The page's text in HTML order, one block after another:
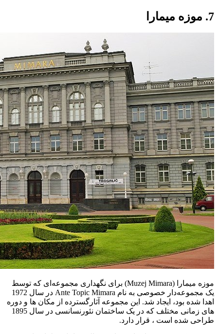
7. موزه میمارا
موزه میمارا (Muzej Mimara) برای نگهداری مجموعه‌ای که توسط
یک مجموعه‌دار خصوصی به نام Ante Topic Mimara در سال 1972
اهدا شده بود، ایجاد شد. این مجموعه آثارگسترده از مکان ها و دوره
های زمانی مختلف که در یک ساختمان نئورنسانسی در سال 1895
طراحی شده است ، قرار دارد.